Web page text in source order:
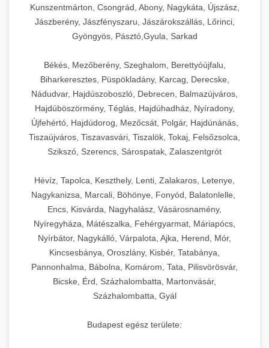
Kunszentmárton, Csongrád, Abony, Nagykáta, Újszász,
Jászberény, Jászfényszaru, Jászárokszállás, Lőrinci,
Gyöngyös, Pásztó,Gyula, Sarkad
Békés, Mezőberény, Szeghalom, Berettyóújfalu,
Biharkeresztes, Püspökladány, Karcag, Derecske,
Nádudvar, Hajdúszoboszló, Debrecen, Balmazújváros,
Hajdúböszörmény, Téglás, Hajdúhadház, Nyíradony,
Újfehértó, Hajdúdorog, Mezőcsát, Polgár, Hajdúnánás,
Tiszaújváros, Tiszavasvári, Tiszalök, Tokaj, Felsőzsolca,
Szikszó, Szerencs, Sárospatak, Zalaszentgrót
Hévíz, Tapolca, Keszthely, Lenti, Zalakaros, Letenye,
Nagykanizsa, Marcali, Böhönye, Fonyód, Balatonlelle,
Encs, Kisvárda, Nagyhalász, Vásárosnamény,
Nyíregyháza, Mátészalka, Fehérgyarmat, Máriapócs,
Nyírbátor, Nagykálló, Várpalota, Ajka, Herend, Mór,
Kincsesbánya, Oroszlány, Kisbér, Tatabánya,
Pannonhalma, Bábolna, Komárom, Tata, Pilisvörösvár,
Bicske, Érd, Százhalombatta, Martonvásár,
Százhalombatta, Gyál
Budapest egész területe: